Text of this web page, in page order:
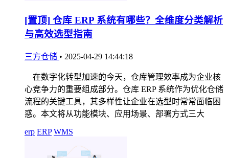
[置顶] 仓库 ERP 系统有哪些？全维度分类解析
与高效选型指南
三方仓储 • 2025-04-29 14:44:18
在数字化转型加速的今天，仓库管理效率成为企业核
心竞争力的重要组成部分。仓库 ERP 系统作为优化仓储
流程的关键工具，其多样性让企业在选型时常常面临困
惑。本文将从功能模块、应用场景、部署方式三大
erp ERP WMS